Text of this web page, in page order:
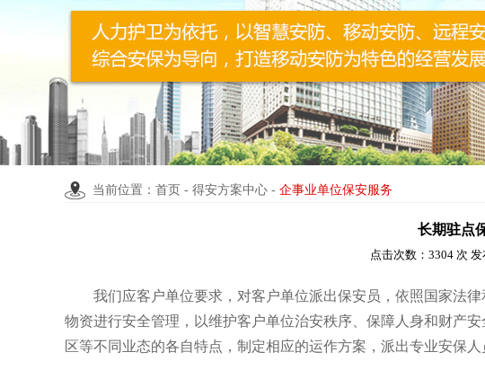
当前位置：首页 - 得安方案中心 - 企事业单位保安服务
长期驻点
点击次数：3304 次
我们应客户单位要求，对客户单位派出保安员，依照国家法
物资进行安全管理，以维护客户单位治安秩序、保障人身和财产
区等不同业态的各自特点，制定相应的运作方案，派出专业安保人